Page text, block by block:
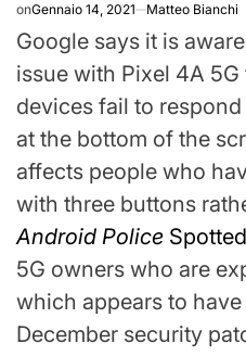
onGennaio 14, 2021 Matteo Bianchi
Google says it is
issue with Pixel 4A
devices fail to
at the bottom of the
affects people who
with three buttons
Android Police
5G owners who are
which appears to
December security